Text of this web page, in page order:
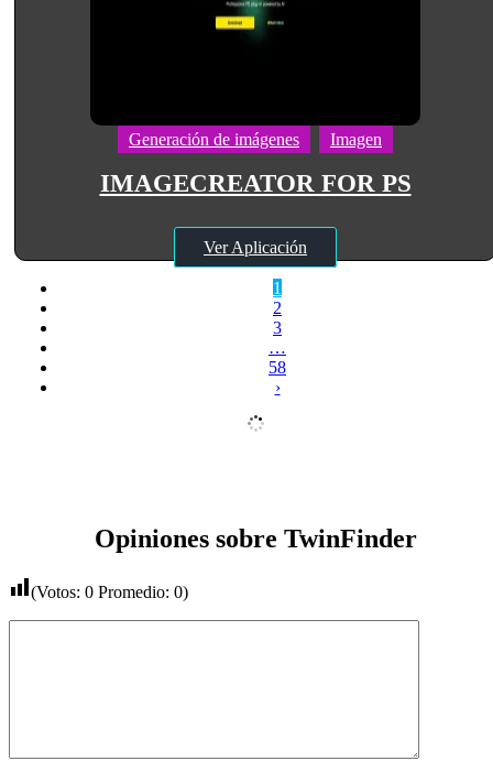
Generación de imágenes Imagen
IMAGECREATOR FOR PS
Ver Aplicación
1
2
3
…
58
›
Opiniones sobre TwinFinder
(Votos: 0 Promedio: 0)